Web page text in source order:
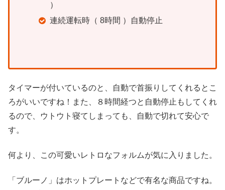
）
連続運転時（ 8時間 ）自動停止
タイマーが付いているのと、自動で首振りしてくれるとこ
ろがいいですね！また、８時間経つと自動停止もしてくれ
るので、ウトウト寝てしまっても、自動で切れて安心で
す。
何より、この可愛いレトロなフォルムが気に入りました。
「ブルーノ」はホットプレートなどで有名な商品ですね。